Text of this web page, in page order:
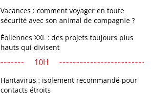
Vacances : comment voyager en toute
sécurité avec son animal de compagnie ?
Éoliennes XXL : des projets toujours plus
hauts qui divisent
10H
Hantavirus : isolement recommandé pour
contacts étroits